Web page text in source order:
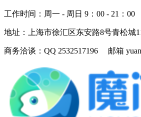
工作时间： 周一 - 周日 9：00 - 21：00
地址： 上海市徐汇区东安路8号青松城
商务洽谈： QQ 2532517196 邮箱